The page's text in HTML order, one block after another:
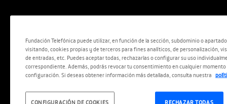
Fundación Telefónica puede utilizar, en función de la sección, subdominio o
visitando, cookies propias y de terceros para fines analíticos, de personalización,
de entradas, etc. Puedes aceptar todas, rechazarlas o configurar su uso
correspondiente. Además, podrás revocar tu consentimiento en cualquier momento
configuración. Si deseas obtener información más detallada, consulta nuestra
RECHAZAR TODAS
CONFIGURACIÓN DE COOKIES